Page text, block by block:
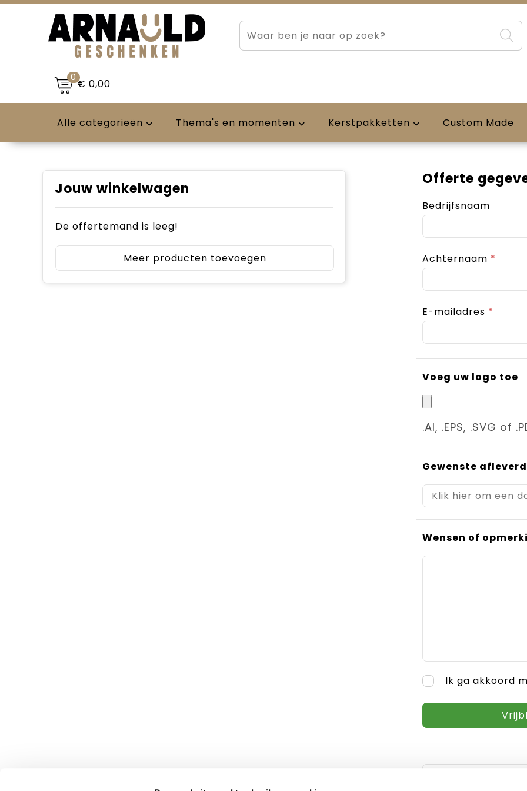
0€ 0,00
Alle categorieën Thema's en momenten Kerstpakketten Custom Made
Jouw winkelwagen
De offertemand is leeg!
Meer producten toevoegen
Offerte
Bedrijfsnaam
Achternaam *
E-mailadres *
Voeg uw logo toe
.AI, .EPS, .SVG of
Gewenste
Wensen of
Ik ga akkoord